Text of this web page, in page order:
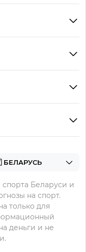
спорта Беларуси и
на спорт.
только для
деньги и не